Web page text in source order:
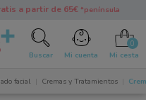
a partir de 65€ *península
Buscar Mi cuenta Mi cesta
facial Cremas y Tratamientos